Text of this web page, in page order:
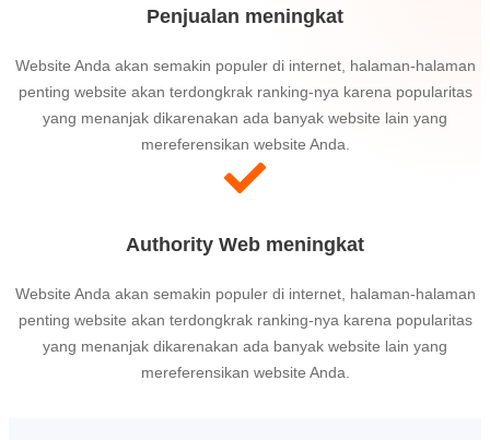
Penjualan meningkat
Website Anda akan semakin populer di internet, halaman-halaman
penting website akan terdongkrak ranking-nya karena popularitas
yang menanjak dikarenakan ada banyak website lain yang
mereferensikan website Anda.
Authority Web meningkat
Website Anda akan semakin populer di internet, halaman-halaman
penting website akan terdongkrak ranking-nya karena popularitas
yang menanjak dikarenakan ada banyak website lain yang
mereferensikan website Anda.